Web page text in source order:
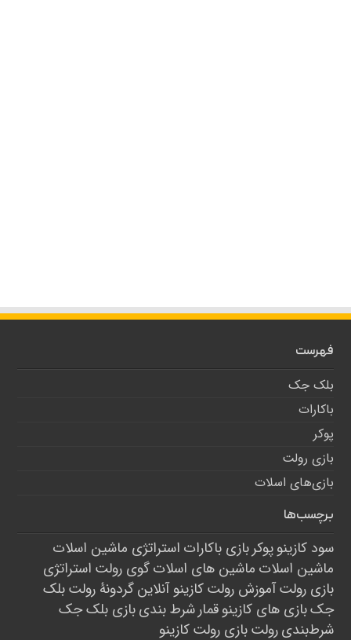
فهرست
بلک جک
باکارات
پوکر
بازی رولت
بازی‌های اسلات
برچسب‌ها
سود کازینوپوکربازی باکارات استراتژی ماشین اسلات
ماشین اسلات ماشین های اسلاتگوی رولت استراتژی
بازی رولتآموزش رولتکازینو آنلاینگردونۀ رولتبلک
جکبازی های کازینوقمارشرط بندیبازی بلک جک
شرط‌بندیرولتبازی رولتکازینو